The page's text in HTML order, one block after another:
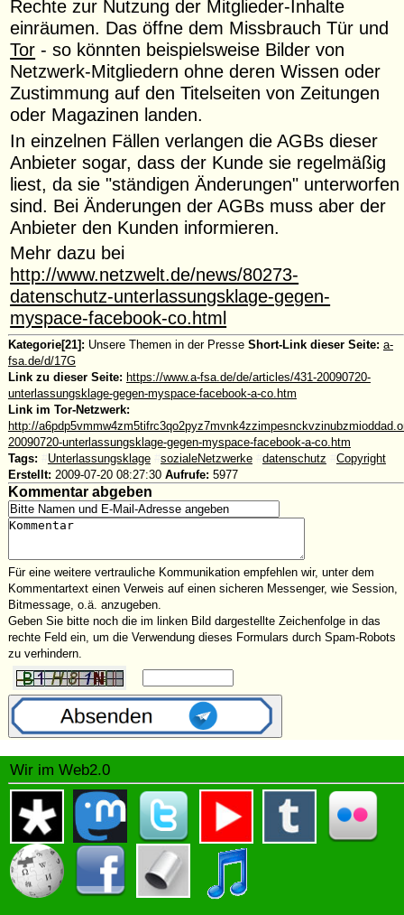
Rechte zur Nutzung der Mitglieder-Inhalte
einräumen. Das öffne dem Missbrauch Tür und
Tor - so könnten beispielsweise Bilder von
Netzwerk-Mitgliedern ohne deren Wissen oder
Zustimmung auf den Titelseiten von Zeitungen
oder Magazinen landen.
In einzelnen Fällen verlangen die AGBs dieser
Anbieter sogar, dass der Kunde sie regelmäßig
liest, da sie "ständigen Änderungen" unterworfen
sind. Bei Änderungen der AGBs muss aber der
Anbieter den Kunden informieren.
Mehr dazu bei
http://www.netzwelt.de/news/80273-
datenschutz-unterlassungsklage-gegen-
myspace-facebook-co.html
Kategorie[21]: Unsere Themen in der Presse Short-Link dieser Seite: a-
fsa.de/d/17G
Link zu dieser Seite: https://www.a-fsa.de/de/articles/431-20090720-
unterlassungsklage-gegen-myspace-facebook-a-co.htm
Link im Tor-Netzwerk:
http://
20090720-unterlassungsklage-gegen-myspace-facebook-a-co.htm
Tags:
Unterlassungsklage sozialeNetzwerke datenschutz
Copyright
Erstellt: 2009-07-20 08:27:30 Aufrufe: 5977
Kommentar abgeben
Für eine weitere vertrauliche Kommunikation empfehlen wir, unter dem
Kommentartext einen Verweis auf einen sicheren Messenger, wie Session,
Bitmessage, o.ä. anzugeben.
Geben Sie bitte noch die im linken Bild dargestellte Zeichenfolge in das
rechte Feld ein, um die Verwendung dieses Formulars durch Spam-Robots
zu verhindern.
Wir im Web2.0